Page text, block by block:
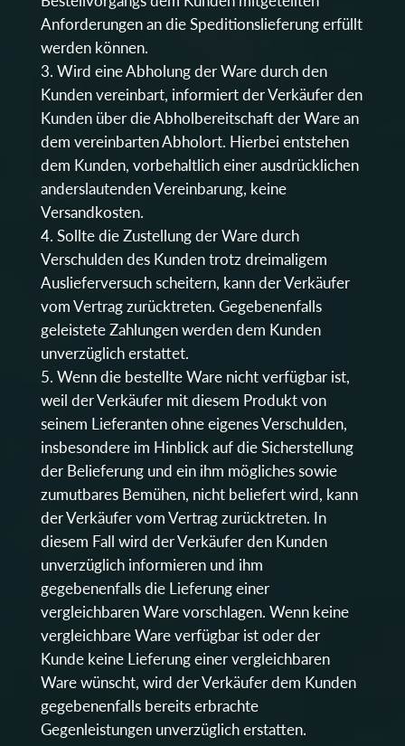
Anforderungen an die Speditionslieferung erfüllt
werden können.
Wird eine Abholung der Ware durch den
Kunden vereinbart, informiert der Verkäufer den
Kunden über die Abholbereitschaft der Ware an
dem vereinbarten Abholort. Hierbei entstehen
dem Kunden, vorbehaltlich einer ausdrücklichen
anderslautenden Vereinbarung, keine
Versandkosten.
Sollte die Zustellung der Ware durch
Verschulden des Kunden trotz dreimaligem
Auslieferversuch scheitern, kann der Verkäufer
vom Vertrag zurücktreten. Gegebenenfalls
geleistete Zahlungen werden dem Kunden
unverzüglich erstattet.
Wenn die bestellte Ware nicht verfügbar ist,
weil der Verkäufer mit diesem Produkt von
seinem Lieferanten ohne eigenes Verschulden,
insbesondere im Hinblick auf die Sicherstellung
der Belieferung und ein ihm mögliches sowie
zumutbares Bemühen, nicht beliefert wird, kann
der Verkäufer vom Vertrag zurücktreten. In
diesem Fall wird der Verkäufer den Kunden
unverzüglich informieren und ihm
gegebenenfalls die Lieferung einer
vergleichbaren Ware vorschlagen. Wenn keine
vergleichbare Ware verfügbar ist oder der
Kunde keine Lieferung einer vergleichbaren
Ware wünscht, wird der Verkäufer dem Kunden
gegebenenfalls bereits erbrachte
Gegenleistungen unverzüglich erstatten.